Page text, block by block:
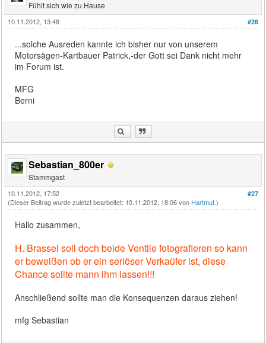
Fühlt sich wie zu Hause
#26
10.11.2012, 13:48
...solche Ausreden kannte ich bisher nur von unserem
Motorsägen-Kartbauer Patrick,-der Gott sei Dank nicht mehr
im Forum ist.
MFG
Berni
Sebastian_800er
Stammgast
#27
10.11.2012, 17:52
(Dieser Beitrag wurde zuletzt bearbeitet: 10.11.2012, 18:06 von Hartmut.)
Hallo zusammen,
H. Brassel soll doch beide Ventile fotografieren so kann
er beweißen ob er ein seriöser Verkaüfer ist, diese
Chance sollte mann ihm lassen!!!
Anschließend sollte man die Konsequenzen daraus ziehen!
mfg Sebastian